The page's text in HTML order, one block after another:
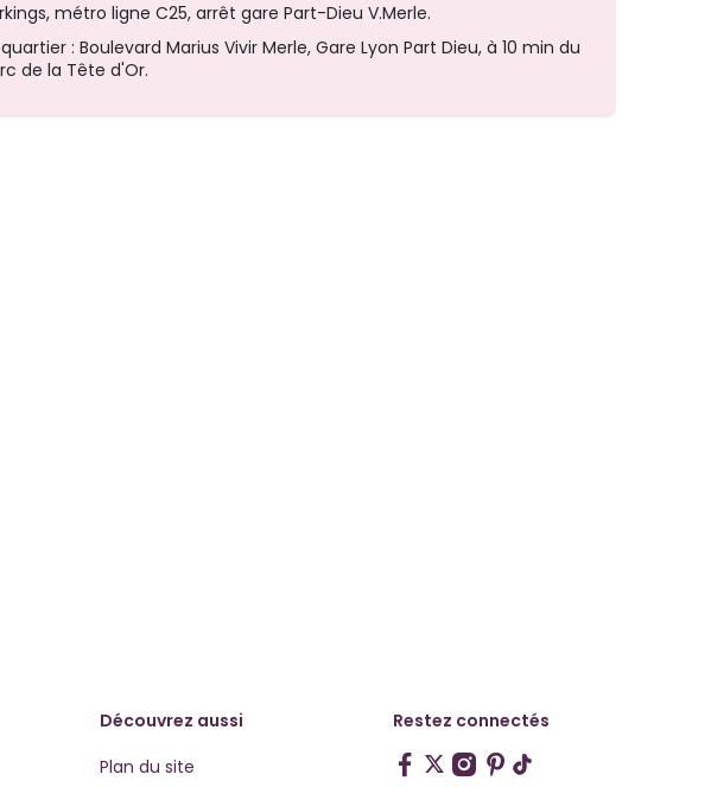
métro ligne C25, arrêt gare Part-Dieu V.Merle.
: Boulevard Marius Vivir Merle, Gare Lyon Part Dieu, à 10 min du
de la Tête d'Or.
Découvrez aussi
Plan du site
Restez connectés